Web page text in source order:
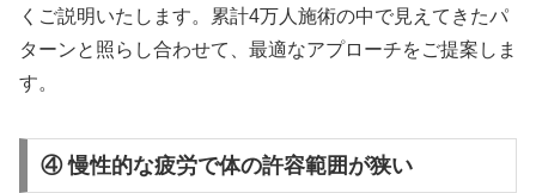
くご説明いたします。累計4万人施術の中で見えてきたパ
ターンと照らし合わせて、最適なアプローチをご提案しま
す。
④ 慢性的な疲労で体の許容範囲が狭い